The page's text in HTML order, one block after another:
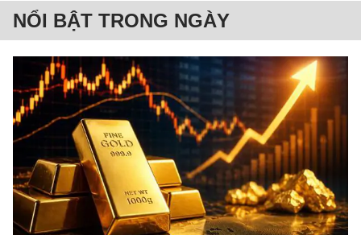
NỔI BẬT TRONG NGÀY